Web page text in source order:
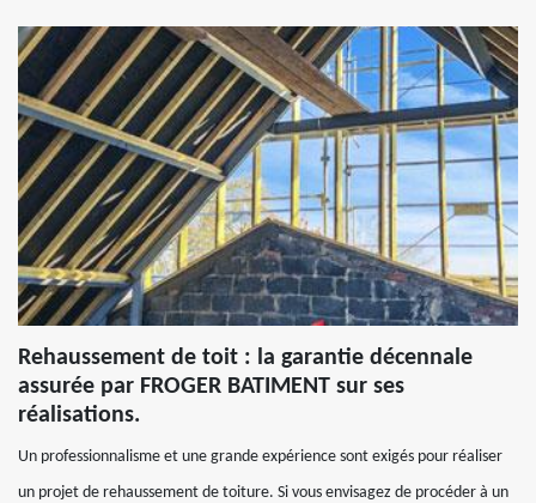
Rehaussement de toit : la garantie décennale
assurée par FROGER BATIMENT sur ses
réalisations.
Un professionnalisme et une grande expérience sont exigés pour réaliser
un projet de rehaussement de toiture. Si vous envisagez de procéder à un